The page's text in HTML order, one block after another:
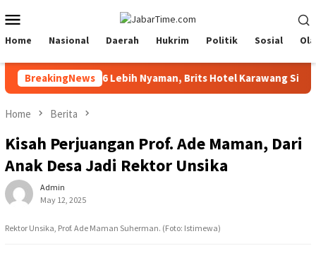
to
contentMenu
Home Nasional Daerah Hukrim Politik Sosial
BreakingNews
Siar Festival 2026 Lebih Nyaman, Brits Hotel Karawang Siapkan
Home Berita
Kisah Perjuangan Prof. Ade Maman, Dari
Anak Desa Jadi Rektor Unsika
Admin
May 12, 2025
Rektor Unsika, Prof. Ade Maman Suherman. (Foto: Istimewa)